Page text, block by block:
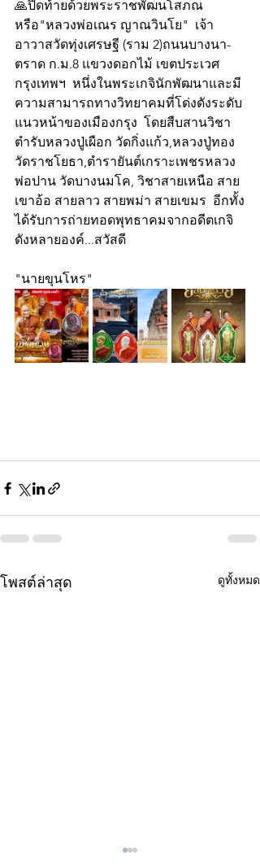
🙏ปิดท้ายด้วยพระราชพัฒนโสภณ
หรือ"หลวงพ่อเณร ญาณวินโย"  เจ้า
อาวาสวัดทุ่งเศรษฐี (ราม 2)ถนนบางนา-
ตราด ก.ม.8 แขวงดอกไม้ เขตประเวศ
กรุงเทพฯ  หนึ่งในพระเกจินักพัฒนาและมี
ความสามารถทางวิทยาคมที่โด่งดังระดับ
แนวหน้าของเมืองกรุง  โดยสืบสานวิชา
ตำรับหลวงปู่เผือก วัดกิ่งแก้ว,หลวงปู่ทอง
วัดราชโยธา,ตำรายันต์เกราะเพชรหลวง
พ่อปาน วัดบางนมโค, วิชาสายเหนือ สาย
เขาอ้อ สายลาว สายพม่า สายเขมร  อีกทั้ง
ได้รับการถ่ายทอดพุทธาคมจากอดีตเกจิ
ดังหลายองค์...สวัสดี
"นายขุนโหร"
โพสต์ล่าสุด ดูทั้งหมด